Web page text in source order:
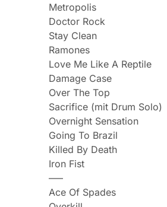
Metropolis
Doctor Rock
Stay Clean
Ramones
Love Me Like A Reptile
Damage Case
Over The Top
Sacrifice (mit Drum Solo)
Overnight Sensation
Going To Brazil
Killed By Death
Iron Fist
—–
Ace Of Spades